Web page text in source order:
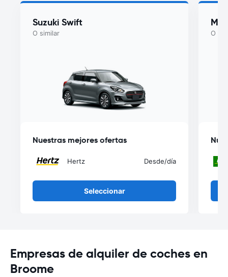
Suzuki Swift
O similar
Nuestras mejores ofertas
Hertz Desde/día
Seleccionar
O
Empresas de alquiler de coches en
Broome